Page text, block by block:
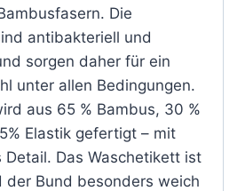
Die
antibakteriell und
sorgen daher für ein
unter allen Bedingungen.
aus 65 % Bambus, 30 %
Elastik gefertigt – mit
Detail. Das Waschetikett ist
der Bund besonders weich